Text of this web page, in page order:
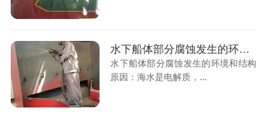
水下船体部分腐蚀发生的环境和结构原因
水下船体部分腐蚀发生的环境和结构
原因：海水是电解质，...